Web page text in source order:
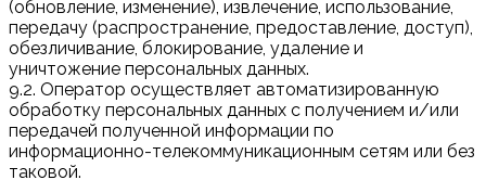
(обновление, изменение), извлечение, использование,
передачу (распространение, предоставление, доступ),
обезличивание, блокирование, удаление и
уничтожение персональных данных.
9.2. Оператор осуществляет автоматизированную
обработку персональных данных с получением и/или
передачей полученной информации по
информационно-телекоммуникационным сетям или без
таковой.